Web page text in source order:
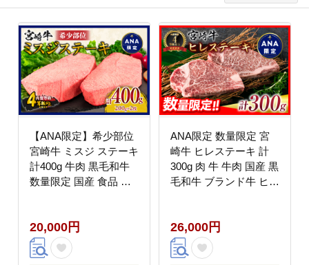
【ANA限定】希少部位
宮崎牛 ミスジ ステーキ
計400g 牛肉 黒毛和牛
数量限定 国産 食品 や
褒美 お祝い 記念日 ギ
フト 贈り物 プレゼント
焼肉 鉄板焼き BBQ 人
20,000円
ANA限定 数量限定 宮
崎牛 ヒレステーキ 計
300g 肉 牛 牛肉 国産 黒
毛和牛 ブランド牛 ヒレ
26,000円